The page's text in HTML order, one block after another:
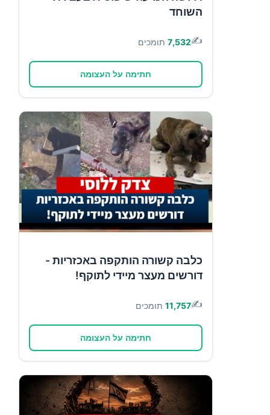
השוחד
✍️
7,532 תומכים
חתימה על העצומה
כלבה קשורה הותקפה באכזריות -
דורשים מעצר מיידי לתוקף!
✍️
11,757 תומכים
חתימה על העצומה